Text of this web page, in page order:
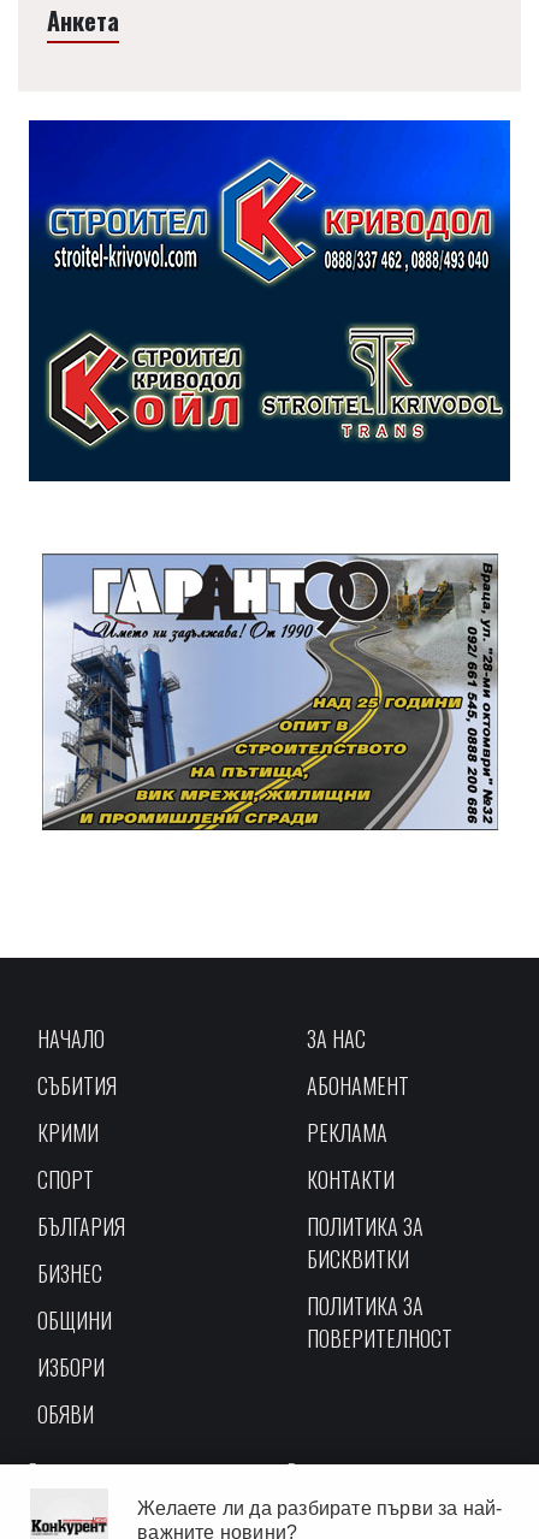
Анкета
НАЧАЛО
СЪБИТИЯ
КРИМИ
СПОРТ
БЪЛГАРИЯ
БИЗНЕС
ОБЩИНИ
ИЗБОРИ
ОБЯВИ
ЗА НАС
АБОНАМЕНТ
РЕКЛАМА
КОНТАКТИ
ПОЛИТИКА ЗА
БИСКВИТКИ
ПОЛИТИКА ЗА
ПОВЕРИТЕЛНОСТ
Враца,
ул. "Софроний Врачански" 3,
тел.: 0887335544
Реклама:
тел.: 0878111811
e-mail:
Желаете ли да разбирате първи за най-
важните новини?